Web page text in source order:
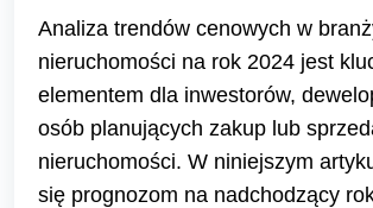
Analiza trendów cenowych w
nieruchomości na rok 2024 jest
elementem dla inwestorów,
osób planujących zakup lub
nieruchomości. W niniejszym
się prognozom na nadchodzący